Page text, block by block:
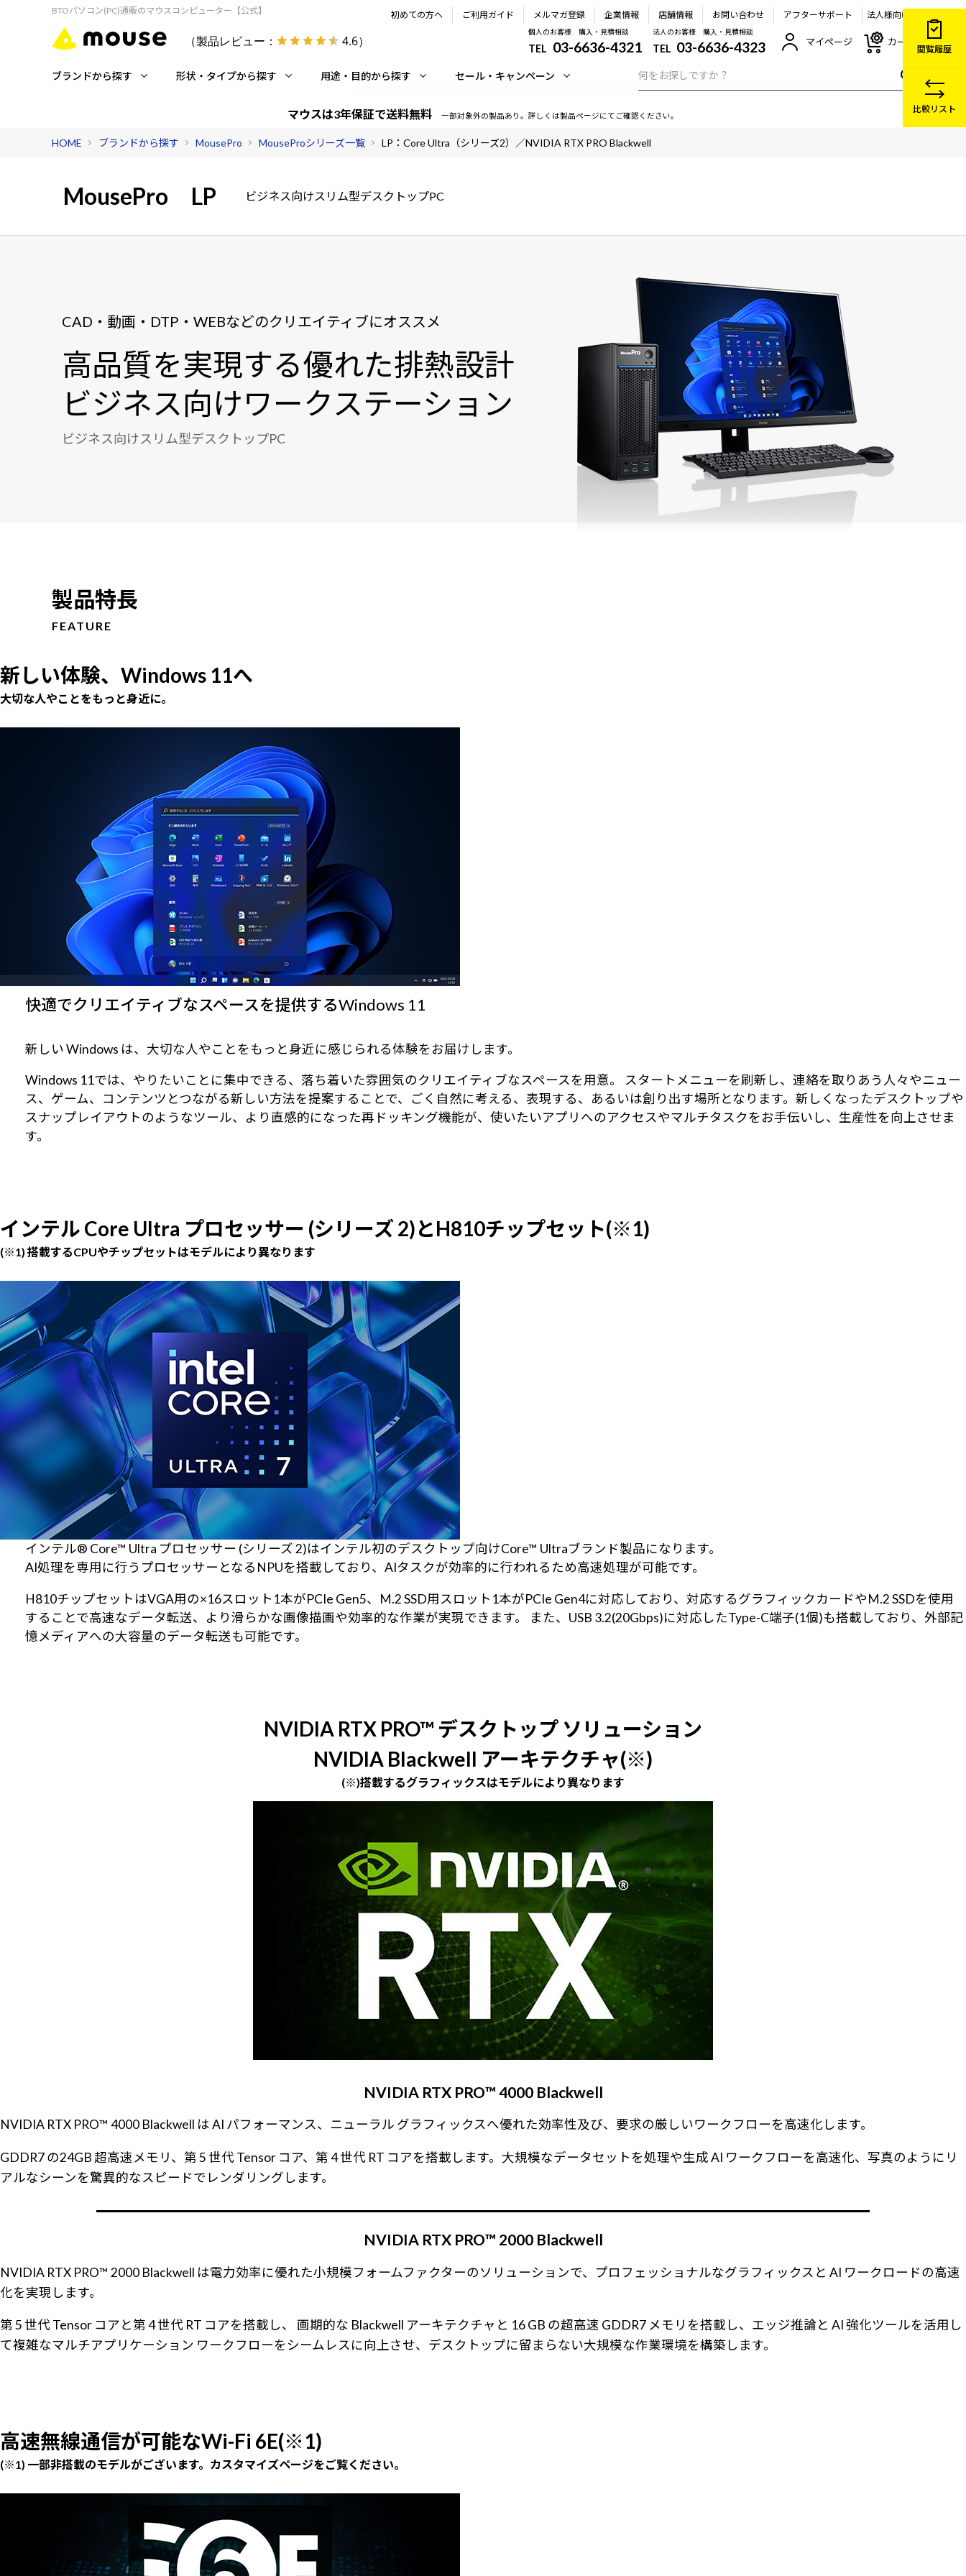
BTOパソコン(PC)通販のマウスコンピューター【公式】
（製品レビュー： 4.6）
初めての方へ ご利用ガイド メルマガ登録 企業情報 店舗情報 お問い合わせ アフターサポート 法人様向け
個人のお客様 購入・見積相談
TEL 03-6636-4321
法人のお客様 購入・見積相談
TEL 03-6636-4323 マイページ カート
ブランドから探す 形状・タイプから探す 用途・目的から探す セール・キャンペーン
マウスは3年保証で送料無料 一部対象外の製品あり。詳しくは製品ページにてご確認ください。
HOME ブランドから探す MousePro MouseProシリーズ一覧 LP：Core Ultra（シリーズ2）／NVIDIA RTX PRO Blackwell
MousePro LP ビジネス向けスリム型デスクトップPC
CAD・動画・DTP・WEBなどのクリエイティブにオススメ
高品質を実現する優れた排熱設計
ビジネス向けワークステーション
ビジネス向けスリム型デスクトップPC
製品特長
FEATURE
新しい体験、Windows 11へ
大切な人やことをもっと身近に。
快適でクリエイティブなスペースを提供するWindows 11
新しい Windows は、大切な人やことをもっと身近に感じられる体験をお届けします。
Windows 11では、やりたいことに集中できる、落ち着いた雰囲気のクリエイティブなスペースを用意。 スタートメニューを刷新し、連絡を取りあう人々やニュー
ス、ゲーム、コンテンツとつながる新しい方法を提案することで、ごく自然に考える、表現する、あるいは創り出す場所となります。新しくなったデスクトップや
スナップレイアウトのようなツール、より直感的になった再ドッキング機能が、使いたいアプリへのアクセスやマルチタスクをお手伝いし、生産性を向上させま
す。
インテル Core Ultra プロセッサー (シリーズ 2)とH810チップセット(※1)
(※1) 搭載するCPUやチップセットはモデルにより異なります
インテル® Core™ Ultra プロセッサー (シリーズ 2)はインテル初のデスクトップ向けCore™ Ultraブランド製品になります。
AI処理を専用に行うプロセッサーとなるNPUを搭載しており、AIタスクが効率的に行われるため高速処理が可能です。
H810チップセットはVGA用の×16スロット1本がPCIe Gen5、M.2 SSD用スロット1本がPCIe Gen4に対応しており、対応するグラフィックカードやM.2 SSDを使用
することで高速なデータ転送、より滑らかな画像描画や効率的な作業が実現できます。 また、USB 3.2(20Gbps)に対応したType-C端子(1個)も搭載しており、外部記
憶メディアへの大容量のデータ転送も可能です。
NVIDIA RTX PRO™ デスクトップ ソリューション
NVIDIA Blackwell アーキテクチャ(※)
(※)搭載するグラフィックスはモデルにより異なります
NVIDIA RTX PRO™ 4000 Blackwell
NVIDIA RTX PRO™ 4000 Blackwell は AI パフォーマンス、ニューラル グラフィックスへ優れた効率性及び、要求の厳しいワークフローを高速化します。
GDDR7 の24GB 超高速メモリ、第 5 世代 Tensor コア、第 4 世代 RT コアを搭載します。大規模なデータセットを処理や生成 AI ワークフローを高速化、写真のようにリ
アルなシーンを驚異的なスピードでレンダリングします。
NVIDIA RTX PRO™ 2000 Blackwell
NVIDIA RTX PRO™ 2000 Blackwell は電力効率に優れた小規模フォームファクターのソリューションで、プロフェッショナルなグラフィックスと AI ワークロードの高速
化を実現します。
第 5 世代 Tensor コアと第 4 世代 RT コアを搭載し、 画期的な Blackwell アーキテクチャと 16 GB の超高速 GDDR7 メモリを搭載し、エッジ推論と AI 強化ツールを活用し
て複雑なマルチアプリケーション ワークフローをシームレスに向上させ、デスクトップに留まらない大規模な作業環境を構築します。
高速無線通信が可能なWi-Fi 6E(※1)
(※1) 一部非搭載のモデルがございます。カスタマイズページをご覧ください。
閲覧履歴
比較リスト